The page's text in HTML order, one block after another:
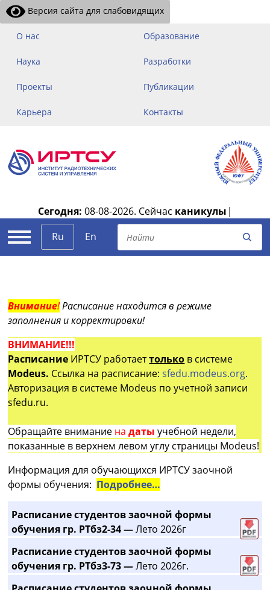
Версия сайта для слабовидящих
О нас Образование
Наука Разработки
Проекты Публикации
Карьера Контакты
Сегодня: 08-08-2026. Сейчас каникулы |
Ru
En
Внимание!Расписание находится в режиме
заполнения и корректировки!
ВНИМАНИЕ!!!
Расписание ИРТСУ работаеттолько в системе
Modeus. Ссылка на расписание:sfedu.modeus.org.
Авторизация в системе Modeus по учетной записи
sfedu.ru.
Обращайте внимание на датыучебной недели,
показанные в верхнем левом углу страницы Modeus!
Информация для обучающихся ИРТСУ заочной
формы обучения: Подробнее…
Расписание студентов заочной формы
обучения гр. РТбз2-34 —Лето 2026г
Расписание студентов заочной формы
обучения гр. РТбз3-73 —Лето 2026г.